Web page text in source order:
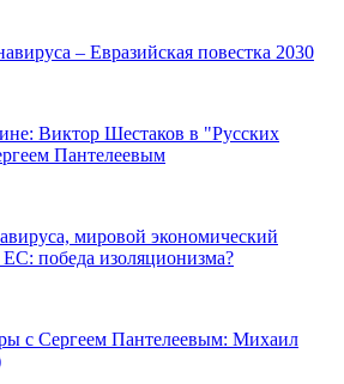
– Евразийская повестка 2030
Виктор Шестаков в "Русских
Пантелеевым
мировой экономический
победа изоляционизма?
с Сергеем Пантелеевым: Михаил